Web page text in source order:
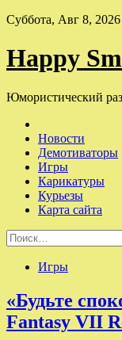
Skip
content
Суббота, Авг 8, 2026
Happy
Юмористический
Новости
Демотиваторы
Игры
Карикатуры
Курьезы
Карта сайта
Найти:
Игры
«Будьте
Fantasy VII